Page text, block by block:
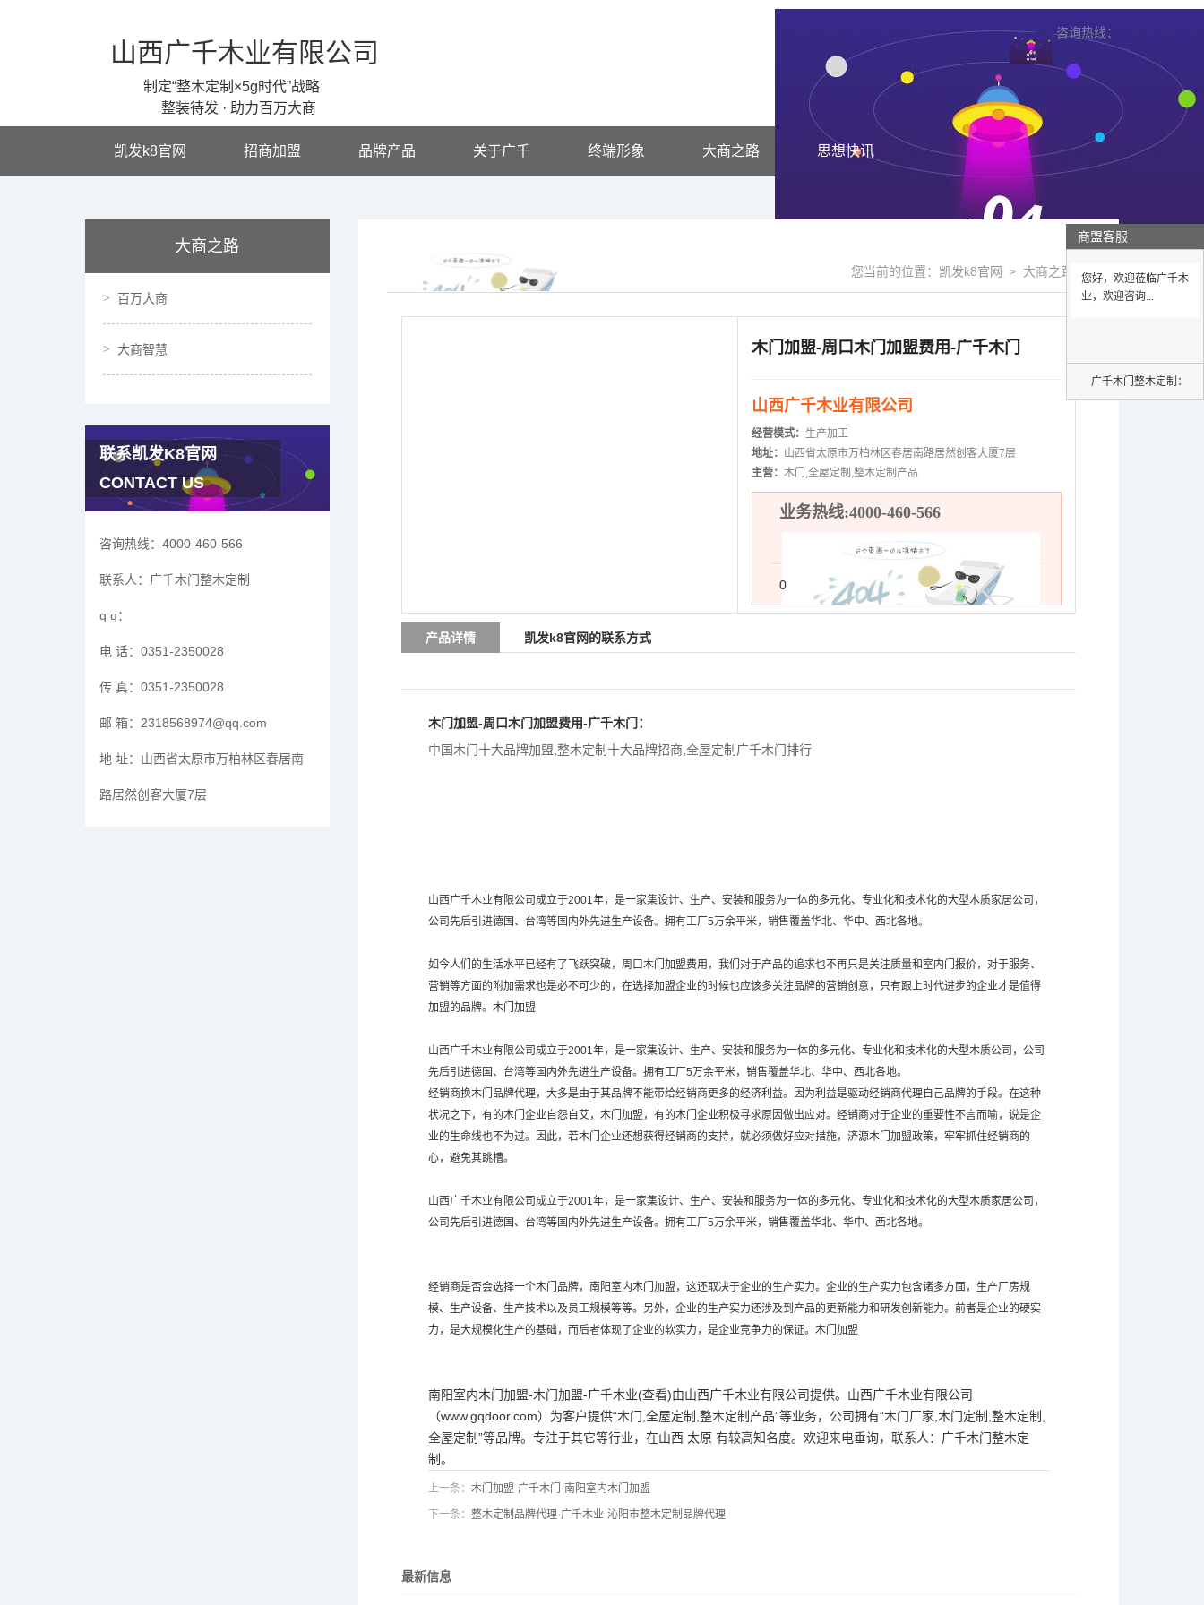
山西广千木业有限公司
制定“整木定制×5g时代”战略
整装待发 · 助力百万大商
咨询热线：
凯发k8官网 招商加盟 品牌产品 关于广千 终端形象 大商之路 思想快讯
大商之路
百万大商
大商智慧
联系凯发K8官网
CONTACT US
咨询热线： 4000-460-566
联系人： 广千木门整木定制
q q：
电 话： 0351-2350028
传 真： 0351-2350028
邮 箱： 2318568974@qq.com
地 址： 山西省太原市万柏林区春居南
路居然创客大厦7层
您当前的位置： 凯发k8官网 > 大商之路 >
木门加盟-周口木门加盟费用-广千木门
山西广千木业有限公司
经营模式： 生产加工
地址： 山西省太原市万柏林区春居南路居然创客大厦7层
主营：木门,全屋定制,整木定制产品
业务热线:4000-460-566
0
产品详情 凯发k8官网的联系方式
木门加盟-周口木门加盟费用-广千木门 ：
中国木门十大品牌加盟 整木定制十大品牌招商 全屋定制广千木门排行
山西广千木业有限公司成立于2001年，是一家集设计、生产、安装和服务为一体的多元化、专业化和技术化的大型木质家居公司，
公司先后引进德国、台湾等国内外先进生产设备。拥有工厂5万余平米，销售覆盖华北、华中、西北各地。
如今人们的生活水平已经有了飞跃突破，周口木门加盟费用，我们对于产品的追求也不再只是关注质量和室内门报价，对于服务、
营销等方面的附加需求也是必不可少的，在选择加盟企业的时候也应该多关注品牌的营销创意，只有跟上时代进步的企业才是值得
加盟的品牌。木门加盟
山西广千木业有限公司成立于2001年，是一家集设计、生产、安装和服务为一体的多元化、专业化和技术化的大型木质公司，公司
先后引进德国、台湾等国内外先进生产设备。拥有工厂5万余平米，销售覆盖华北、华中、西北各地。
经销商换木门品牌代理，大多是由于其品牌不能带给经销商更多的经济利益。因为利益是驱动经销商代理自己品牌的手段。在这种
状况之下，有的木门企业自怨自艾，木门加盟，有的木门企业积极寻求原因做出应对。经销商对于企业的重要性不言而喻，说是企
业的生命线也不为过。因此，若木门企业还想获得经销商的支持，就必须做好应对措施，济源木门加盟政策，牢牢抓住经销商的
心，避免其跳槽。
山西广千木业有限公司成立于2001年，是一家集设计、生产、安装和服务为一体的多元化、专业化和技术化的大型木质家居公司，
公司先后引进德国、台湾等国内外先进生产设备。拥有工厂5万余平米，销售覆盖华北、华中、西北各地。
经销商是否会选择一个木门品牌，南阳室内木门加盟，这还取决于企业的生产实力。企业的生产实力包含诸多方面，生产厂房规
模、生产设备、生产技术以及员工规模等等。另外，企业的生产实力还涉及到产品的更新能力和研发创新能力。前者是企业的硬实
力，是大规模化生产的基础，而后者体现了企业的软实力，是企业竞争力的保证。木门加盟
南阳室内木门加盟-木门加盟-广千木业(查看)由山西广千木业有限公司提供。山西广千木业有限公司
（www.gqdoor.com）为客户提供“木门,全屋定制,整木定制产品”等业务，公司拥有“木门厂家,木门定制,整木定制,
全屋定制”等品牌。专注于其它等行业，在山西 太原 有较高知名度。欢迎来电垂询，联系人： 广千木门整木定
制。
上一条： 木门加盟-广千木门-南阳室内木门加盟
下一条： 整木定制品牌代理-广千木业-沁阳市整木定制品牌代理
最新信息
商盟客服
您好，欢迎莅临广千木
业，欢迎咨询...
广千木门整木定制：